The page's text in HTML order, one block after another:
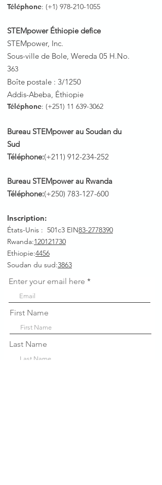
Téléphone: (+1) 978-210-1055
STEMpower Éthiopie defice
STEMpower, Inc.
Sous-ville de Bole, Wereda 05 H.No.
363
Boîte postale : 3/1250
Addis-Abeba, Éthiopie
Téléphone: (+251) 11 639-3062
Bureau STEMpower au Soudan du
Sud
Téléphone:(+211) 912-234-252
Bureau STEMpower au Rwanda
Téléphone:(+250) 783-127-600
Inscription:
États-Unis : 501c3 EIN83-2778390
Rwanda:120121730
Ethiopie:4456
Soudan du sud:3863
Enter your email here
First Name
Last Name